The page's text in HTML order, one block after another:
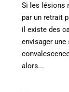
Si les lésions
par un retrait
il existe des
envisager
alors...